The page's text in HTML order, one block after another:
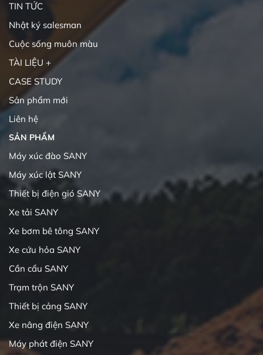
TIN TỨC
Nhật ký salesman
Cuộc sống muôn màu
TÀI LIỆU +
CASE STUDY
Sản phẩm mới
Liên hệ
SẢN PHẨM
Máy xúc đào SANY
Máy xúc lật SANY
Thiết bị điện gió SANY
Xe tải SANY
Xe bơm bê tông SANY
Xe cứu hỏa SANY
Cần cẩu SANY
Trạm trộn SANY
Thiết bị cảng SANY
Xe nâng điện SANY
Máy phát điện SANY